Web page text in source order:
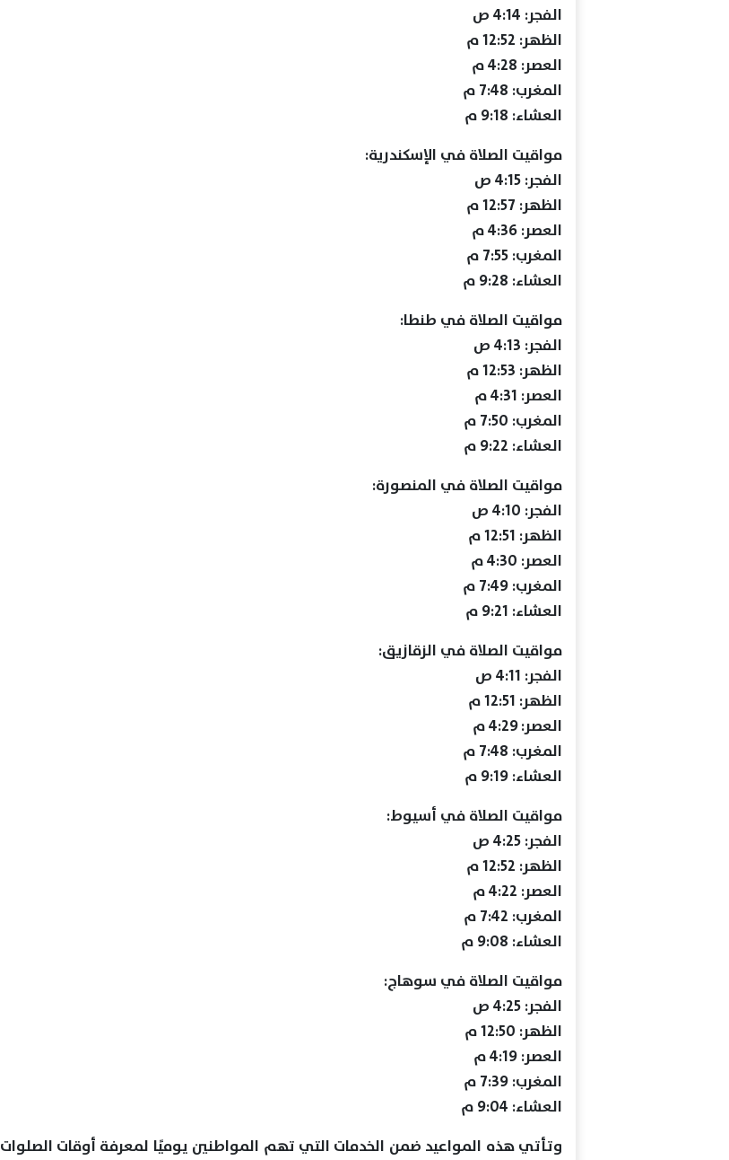
الفجر: 4:14 ص
الظهر: 12:52 م
العصر: 4:28 م
المغرب: 7:48 م
العشاء: 9:18 م
مواقيت الصلاة في الإسكندرية:
الفجر: 4:15 ص
الظهر: 12:57 م
العصر: 4:36 م
المغرب: 7:55 م
العشاء: 9:28 م
مواقيت الصلاة في طنطا:
الفجر: 4:13 ص
الظهر: 12:53 م
العصر: 4:31 م
المغرب: 7:50 م
العشاء: 9:22 م
مواقيت الصلاة في المنصورة:
الفجر: 4:10 ص
الظهر: 12:51 م
العصر: 4:30 م
المغرب: 7:49 م
العشاء: 9:21 م
مواقيت الصلاة في الزقازيق:
الفجر: 4:11 ص
الظهر: 12:51 م
العصر: 4:29 م
المغرب: 7:48 م
العشاء: 9:19 م
مواقيت الصلاة في أسيوط:
الفجر: 4:25 ص
الظهر: 12:52 م
العصر: 4:22 م
المغرب: 7:42 م
العشاء: 9:08 م
مواقيت الصلاة في سوهاج:
الفجر: 4:25 ص
الظهر: 12:50 م
العصر: 4:19 م
المغرب: 7:39 م
العشاء: 9:04 م
وتأتي هذه المواعيد ضمن الخدمات التي تهم المواطنين يوميًا لمعرفة أوقات الصلوات